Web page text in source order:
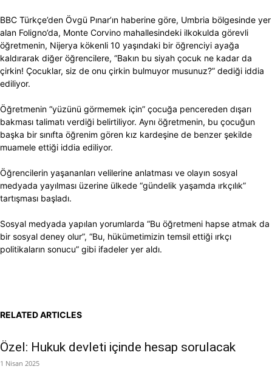
BBC Türkçe’den Övgü Pınar’ın haberine göre, Umbria bölgesinde yer
alan Foligno’da, Monte Corvino mahallesindeki ilkokulda görevli
öğretmenin, Nijerya kökenli 10 yaşındaki bir öğrenciyi ayağa
kaldırarak diğer öğrencilere, “Bakın bu siyah çocuk ne kadar da
çirkin! Çocuklar, siz de onu çirkin bulmuyor musunuz?” dediği iddia
ediliyor.
Öğretmenin “yüzünü görmemek için” çocuğa pencereden dışarı
bakması talimatı verdiği belirtiliyor. Aynı öğretmenin, bu çocuğun
başka bir sınıfta öğrenim gören kız kardeşine de benzer şekilde
muamele ettiği iddia ediliyor.
Öğrencilerin yaşananları velilerine anlatması ve olayın sosyal
medyada yayılması üzerine ülkede “gündelik yaşamda ırkçılık”
tartışması başladı.
Sosyal medyada yapılan yorumlarda “Bu öğretmeni hapse atmak da
bir sosyal deney olur”, “Bu, hükümetimizin temsil ettiği ırkçı
politikaların sonucu” gibi ifadeler yer aldı.
RELATED ARTICLES
Özel: Hukuk devleti içinde hesap sorulacak
1 Nisan 2025